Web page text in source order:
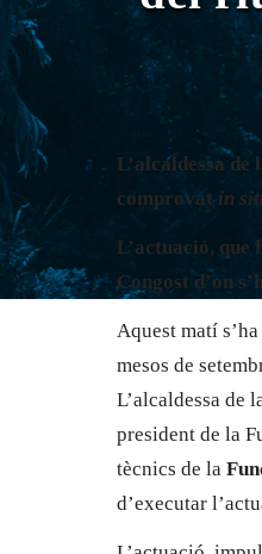
L’alcaldessa
comprovatin
L’actuació,
Congost d’on
Aquest matí
mesos de
L’alcaldessa de
president de la
tècnics de la
d’executar